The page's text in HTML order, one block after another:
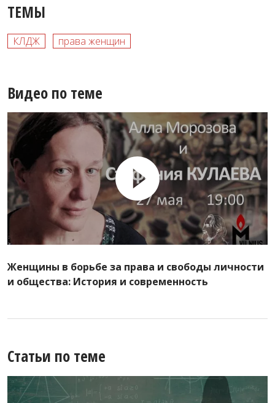
ТЕМЫ
КЛДЖ права женщин
Видео по теме
Женщины в борьбе за права и свободы личности
и общества: История и современность
Статьи по теме